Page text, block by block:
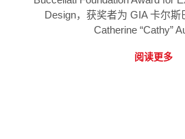
Design，获奖者为 GIA 卡尔斯
Catherine “Cathy”
阅读更多